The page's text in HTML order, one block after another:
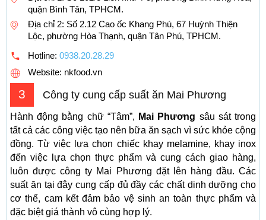
quận Bình Tân, TPHCM.
Địa chỉ 2: Số 2.12 Cao ốc Khang Phú, 67 Huỳnh Thiện
Lộc, phường Hòa Thạnh, quận Tân Phú, TPHCM.
Hotline: 0938.20.28.29
Website: nkfood.vn
3 Công ty cung cấp suất ăn Mai Phương
Hành động bằng chữ “Tâm”, Mai Phương sâu sát trong
tất cả các công việc tạo nên bữa ăn sạch vì sức khỏe cộng
đồng. Từ việc lựa chọn chiếc khay melamine, khay inox
đến việc lựa chọn thực phẩm và cung cách giao hàng,
luôn được công ty Mai Phương đặt lên hàng đầu. Các
suất ăn tại đây cung cấp đủ đầy các chất dinh dưỡng cho
cơ thể, cam kết đảm bảo vệ sinh an toàn thực phẩm và
đặc biệt giá thành vô cùng hợp lý.